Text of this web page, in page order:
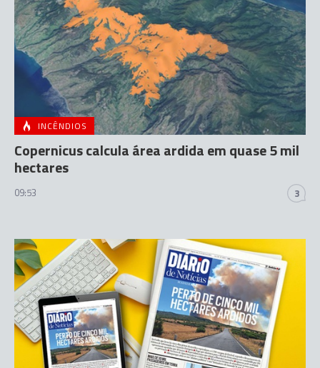
INCÊNDIOS
Copernicus calcula área ardida em quase 5 mil
hectares
09:53 3